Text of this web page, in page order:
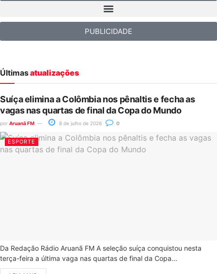
PUBLICIDADE
Últimasatualizações
Suíça elimina a Colômbia nos pênaltis e fecha as
vagas nas quartas de final da Copa do Mundo
por Aruanã FM 8 de julho de 2026 0
ESPORTE
Da Redação Rádio Aruanã FM A seleção suíça conquistou nesta
terça-feira a última vaga nas quartas de final da Copa...